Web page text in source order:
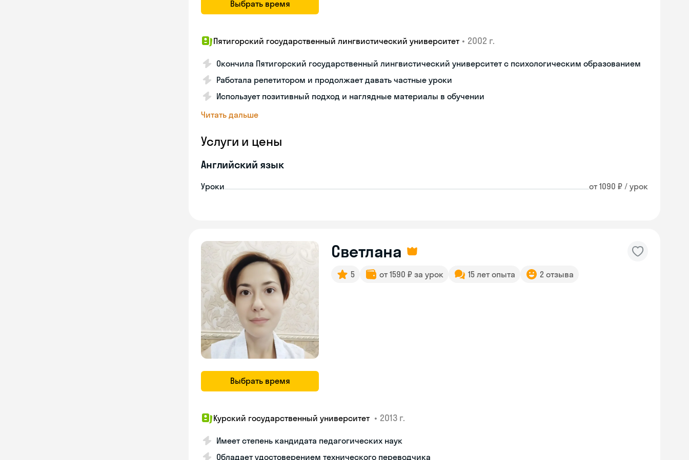
Выбрать время
Пятигорский государственный лингвистический университет • 2002 г.
Окончила Пятигорский государственный лингвистический университет с психологическим образованием
Работала репетитором и продолжает давать частные уроки
Использует позитивный подход и наглядные материалы в обучении
Читать дальше
Услуги и цены
Английский язык
Уроки от 1090 ₽ / урок
Выбрать время
Светлана
5 от 1590 ₽ за урок 15 лет опыта 2 отзыва
Курский государственный университет • 2013 г.
Имеет степень кандидата педагогических наук
Обладает удостоверением технического переводчика